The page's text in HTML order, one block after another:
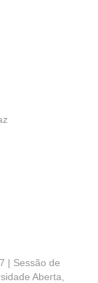
| Sessão de
Aberta,